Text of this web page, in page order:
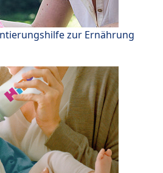
zur Ernährung